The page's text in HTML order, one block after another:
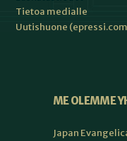
Tietoa medialle
Uutishuone
ME OLEMME
Japan